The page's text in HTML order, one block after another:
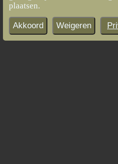
plaatsen.
Akkoord Weigeren